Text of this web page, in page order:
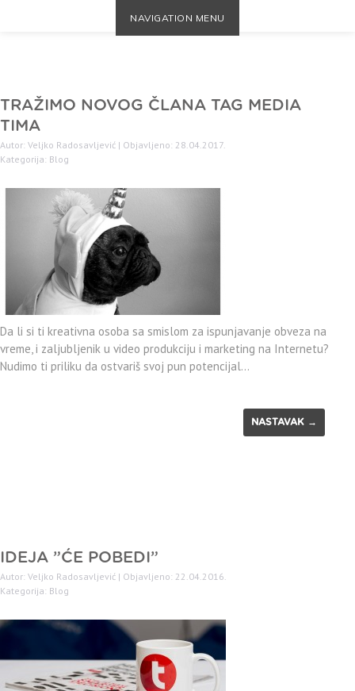
NAVIGATION MENU
TRAŽIMO NOVOG ČLANA TAG MEDIA
TIMA
Autor: Veljko Radosavljević | Objavljeno: 28.04.2017.
Kategorija: Blog
Da li si ti kreativna osoba sa smislom za ispunjavanje obveza na
vreme, i zaljubljenik u video produkciju i marketing na Internetu?
Nudimo ti priliku da ostvariš svoj pun potencijal…
NASTAVAK →
IDEJA ”ĆE POBEDI”
Autor: Veljko Radosavljević | Objavljeno: 22.04.2016.
Kategorija: Blog